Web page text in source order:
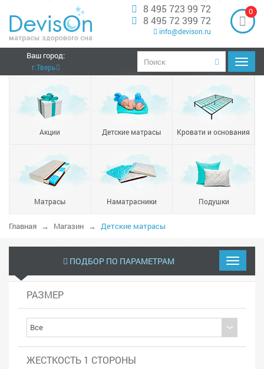
8 495 723 99 72
8 495 72 399 72
info@devison.ru
Ваш город:
г.Тверь
0
Акции Детские матрасы Кровати и основания
Матрасы Наматрасники Подушки
Главная Магазин Детские матрасы
ПОДБОР ПО ПАРАМЕТРАМ
РАЗМЕР
ЖЕСТКОСТЬ 1 СТОРОНЫ